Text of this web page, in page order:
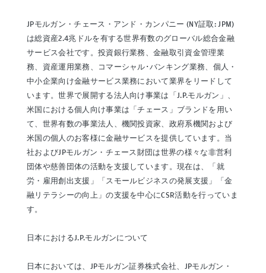
JPモルガン・チェース・アンド・カンパニー (NY証取: JPM)
は総資産2.4兆ドルを有する世界有数のグローバル総合金融
サービス会社です。投資銀行業務、金融取引資金管理業
務、資産運用業務、コマーシャル･バンキング業務、個人・
中小企業向け金融サービス業務において業界をリードして
います。世界で展開する法人向け事業は「J.P.モルガン」、
米国における個人向け事業は「チェース」ブランドを用い
て、世界有数の事業法人、機関投資家、政府系機関および
米国の個人のお客様に金融サービスを提供しています。当
社およびJPモルガン・チェース財団は世界の様々な非営利
団体や慈善団体の活動を支援しています。現在は、「就
労・雇用創出支援」「スモールビジネスの発展支援」「金
融リテラシーの向上」の支援を中心にCSR活動を行っていま
す。
日本におけるJ.P.モルガンについて
日本においては、JPモルガン証券株式会社、JPモルガン・